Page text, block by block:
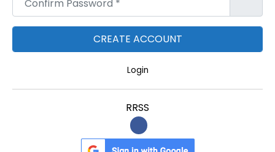
Login
RRSS